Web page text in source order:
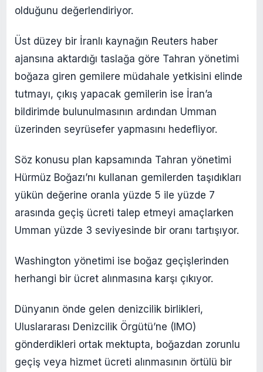
olduğunu değerlendiriyor.
Üst düzey bir İranlı kaynağın Reuters haber
ajansına aktardığı taslağa göre Tahran yönetimi
boğaza giren gemilere müdahale yetkisini elinde
tutmayı, çıkış yapacak gemilerin ise İran’a
bildirimde bulunulmasının ardından Umman
üzerinden seyrüsefer yapmasını hedefliyor.
Söz konusu plan kapsamında Tahran yönetimi
Hürmüz Boğazı’nı kullanan gemilerden taşıdıkları
yükün değerine oranla yüzde 5 ile yüzde 7
arasında geçiş ücreti talep etmeyi amaçlarken
Umman yüzde 3 seviyesinde bir oranı tartışıyor.
Washington yönetimi ise boğaz geçişlerinden
herhangi bir ücret alınmasına karşı çıkıyor.
Dünyanın önde gelen denizcilik birlikleri,
Uluslararası Denizcilik Örgütü’ne (IMO)
gönderdikleri ortak mektupta, boğazdan zorunlu
geçiş veya hizmet ücreti alınmasının örtülü bir